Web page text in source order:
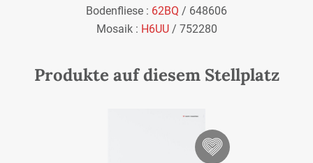
Bodenfliese : 62BQ / 648606
Mosaik : H6UU/ 752280
Produkte auf diesem Stellplatz